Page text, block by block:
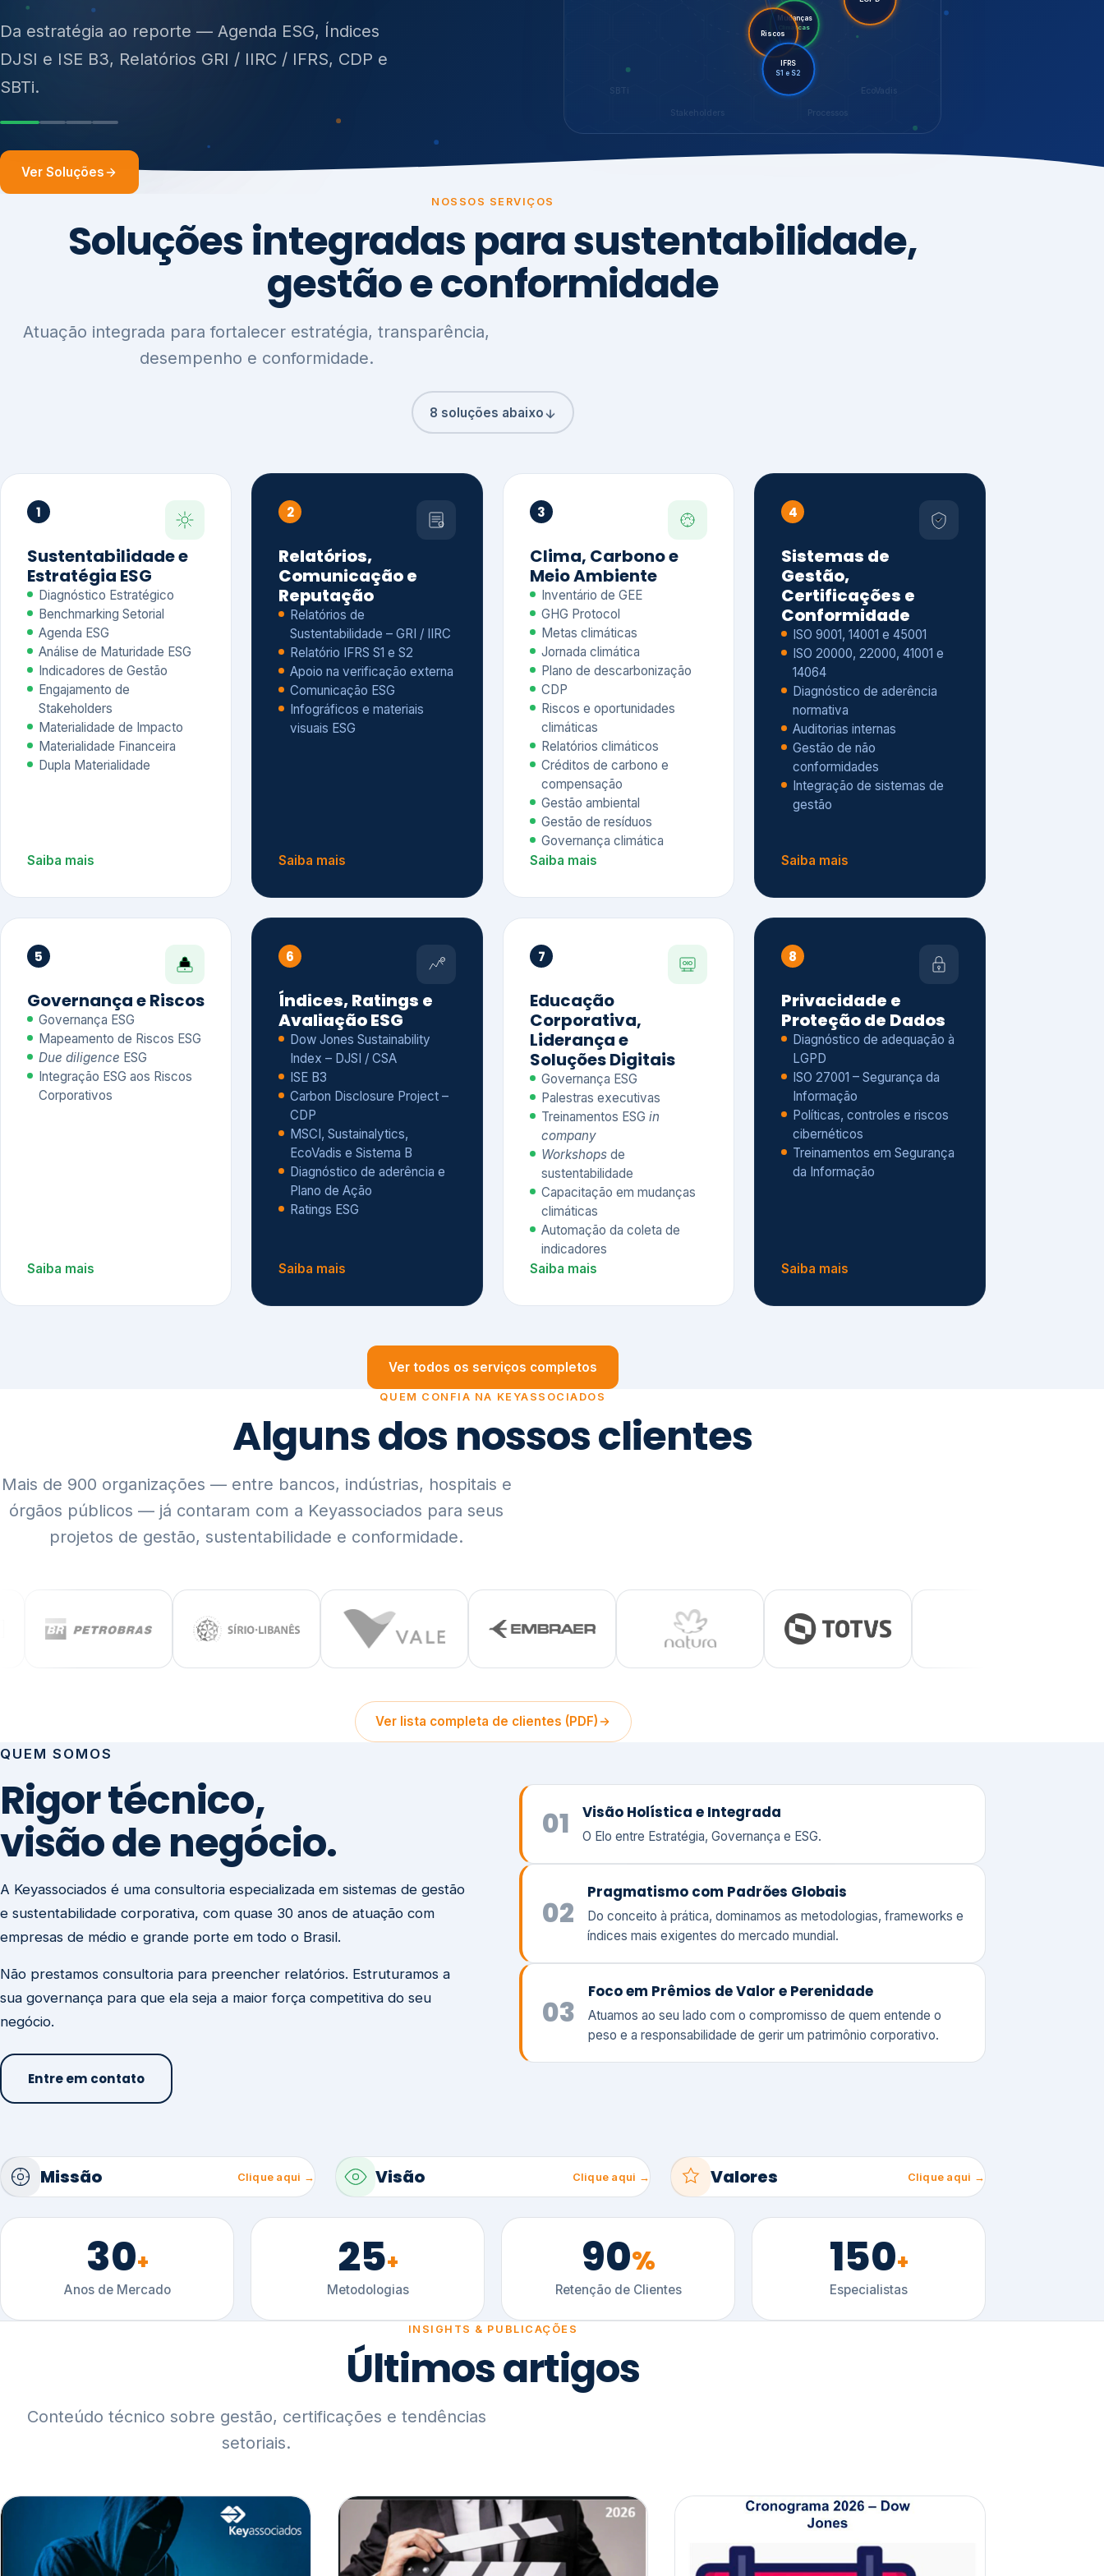
ISO 27701, ISO 42001, ISO 37001, ISO 9001, ISO
14001, ISO 45001, ONA e PNQ — Gestão de resíduos
sólidos (PGRS/PMGRS).
Ver Soluções
Stakeholders Processos
SBTi EcoVadis
Mudanças
Climáticas
Riscos
LGPD
IFRS
S1 e S2
NOSSOS SERVIÇOS
Soluções integradas para sustentabilidade,
gestão e conformidade
Atuação integrada para fortalecer estratégia, transparência,
desempenho e conformidade.
8 soluções abaixo
1
Sustentabilidade e
Estratégia ESG
Diagnóstico Estratégico
Benchmarking Setorial
Agenda ESG
Análise de Maturidade ESG
Indicadores de Gestão
Engajamento de
Stakeholders
Materialidade de Impacto
Materialidade Financeira
Dupla Materialidade
Saiba mais
2
Relatórios,
Comunicação e
Reputação
Relatórios de
Sustentabilidade – GRI / IIRC
Relatório IFRS S1 e S2
Apoio na verificação externa
Comunicação ESG
Infográficos e materiais
visuais ESG
Saiba mais
3
Clima, Carbono e
Meio Ambiente
Inventário de GEE
GHG Protocol
Metas climáticas
Jornada climática
Plano de descarbonização
CDP
Riscos e oportunidades
climáticas
Relatórios climáticos
Créditos de carbono e
compensação
Gestão ambiental
Gestão de resíduos
Governança climática
Saiba mais
4
Sistemas de
Gestão,
Certificações e
Conformidade
ISO 9001, 14001 e 45001
ISO 20000, 22000, 41001 e
14064
Diagnóstico de aderência
normativa
Auditorias internas
Gestão de não
conformidades
Integração de sistemas de
gestão
Saiba mais
5
Governança e Riscos
Governança ESG
Mapeamento de Riscos ESG
Due diligence ESG
Integração ESG aos Riscos
Corporativos
Saiba mais
6
Índices, Ratings e
Avaliação ESG
Dow Jones Sustainability
Index – DJSI / CSA
ISE B3
Carbon Disclosure Project –
CDP
MSCI, Sustainalytics,
EcoVadis e Sistema B
Diagnóstico de aderência e
Plano de Ação
Ratings ESG
Saiba mais
7
Educação
Corporativa,
Liderança e
Soluções Digitais
Governança ESG
Palestras executivas
Treinamentos ESG in
company
Workshops de
sustentabilidade
Capacitação em mudanças
climáticas
Automação da coleta de
indicadores
Saiba mais
8
Privacidade e
Proteção de Dados
Diagnóstico de adequação à
LGPD
ISO 27001 – Segurança da
Informação
Políticas, controles e riscos
cibernéticos
Treinamentos em Segurança
da Informação
Saiba mais
Ver todos os serviços completos
QUEM CONFIA NA KEYASSOCIADOS
Alguns dos nossos clientes
Mais de 900 organizações — entre bancos, indústrias, hospitais e
órgãos públicos — já contaram com a Keyassociados para seus
projetos de gestão, sustentabilidade e conformidade.
Ver lista completa de clientes (PDF)
QUEM SOMOS
Rigor técnico,
visão de negócio.
A Keyassociados é uma consultoria especializada em sistemas de gestão
e sustentabilidade corporativa, com quase 30 anos de atuação com
empresas de médio e grande porte em todo o Brasil.
Não prestamos consultoria para preencher relatórios. Estruturamos a
sua governança para que ela seja a maior força competitiva do seu
negócio.
Entre em contato
01 Visão Holística e Integrada
O Elo entre Estratégia, Governança e ESG.
02
Pragmatismo com Padrões Globais
Do conceito à prática, dominamos as metodologias, frameworks e
índices mais exigentes do mercado mundial.
03
Foco em Prêmios de Valor e Perenidade
Atuamos ao seu lado com o compromisso de quem entende o
peso e a responsabilidade de gerir um patrimônio corporativo.
Missão Clique aqui → Visão Clique aqui → Valores Clique aqui →
30+
Anos de Mercado
25+
Metodologias
90%
Retenção de Clientes
150+
Especialistas
INSIGHTS & PUBLICAÇÕES
Últimos artigos
Conteúdo técnico sobre gestão, certificações e tendências
setoriais.